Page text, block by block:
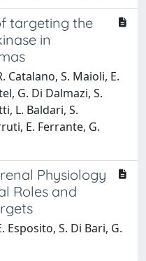
targeting the
in
Catalano, S. Maioli, E.
G. Di Dalmazi, S.
L. Baldari, S.
E. Ferrante, G.
Physiology
Roles and
Esposito, S. Di Bari, G.